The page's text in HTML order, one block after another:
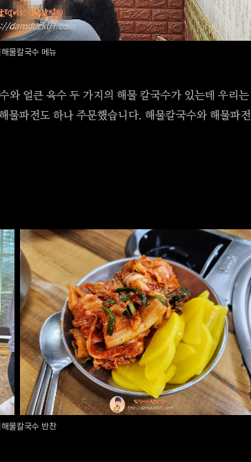
물칼국수 메뉴
와 얼큰 육수 두 가지의 해물 칼국수가 있는데 우리는
물파전도 하나 주문했습니다. 해물칼국수와 해물파전
물칼국수 반찬